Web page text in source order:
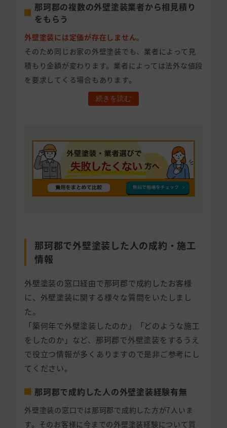
那珂郡の複数の外壁塗装業者から相見積り
をもらう
外壁塗装には定価が存在しません。
そのため同じお家の外壁塗装でも、業者によって見
積もり金額が変わります。業者によっては法外な値段
を要求してくる場合もあります。
続きを読む
那珂郡で外壁塗装した人の成約・施工
情報
外壁塗装の窓口経由で那珂郡で成約したお客様
に、外壁塗装に関する様々な質問をいたしまし
た。
「築何年で外壁塗装したのか」「どのような施工
をしたのか」など、那珂郡で外壁塗装をするうえ
で役立つ情報が多くありますので是非ご参考にし
てください。
那珂郡で成約した人の外壁塗装経験有無
外壁塗装の窓口では那珂郡で成約した方が7人いま
す。そのお客様に今までの外壁塗装経験について質